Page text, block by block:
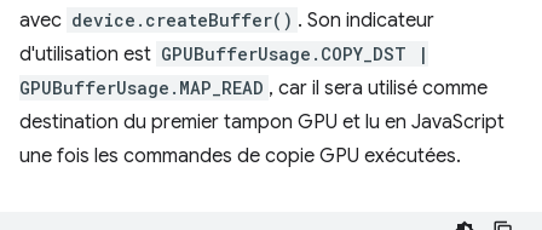
avec device.createBuffer() . Son indicateur
d'utilisation est GPUBufferUsage.COPY_DST |
GPUBufferUsage.MAP_READ , car il sera utilisé comme
destination du premier tampon GPU et lu en JavaScript
une fois les commandes de copie GPU exécutées.